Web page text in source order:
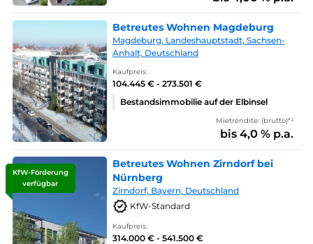
Betreutes Wohnen Magdeburg
Magdeburg, Landeshauptstadt, Sachsen-
Anhalt, Deutschland
Kaufpreis:
104.445 € - 273.501 €
Bestandsimmobilie auf der Elbinsel
Mietrendite: (brutto)*¹
bis 4,0 % p.a.
KfW-Förderung
verfügbar
Betreutes Wohnen Zirndorf bei
Nürnberg
Zirndorf, Bayern, Deutschland
KfW-Standard
Kaufpreis:
314.000 € - 541.500 €